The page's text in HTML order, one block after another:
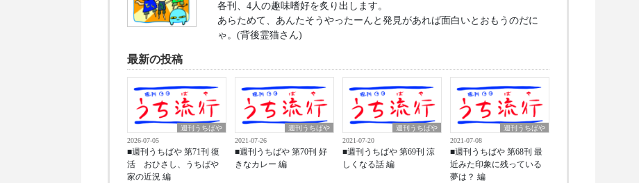
各刊、4人の趣味嗜好を炙り出します。
あらためて、あんたそうやったーんと発見があれば面白いとおもうのだに
ゃ。(背後霊猫さん)
最新の投稿
週刊うちばや
2026-07-05
■週刊うちばや 第71刊 復
活 おひさし、うちばや
家の近況 編
週刊うちばや
2021-07-26
■週刊うちばや 第70刊 好
きなカレー 編
週刊うちばや
2021-07-20
■週刊うちばや 第69刊 涼
しくなる話 編
週刊うちばや
2021-07-08
■週刊うちばや 第68刊 最
近みた印象に残っている
夢は？ 編